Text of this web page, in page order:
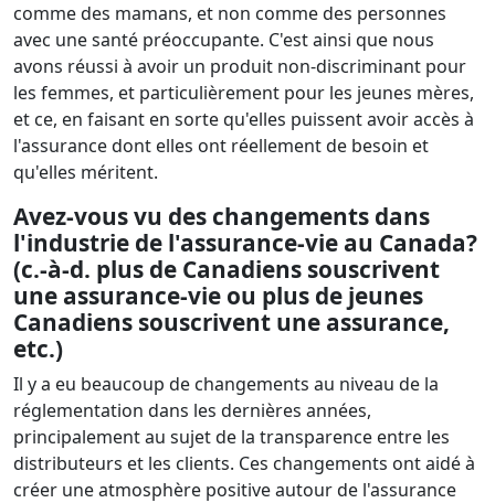
comme des mamans, et non comme des personnes
avec une santé préoccupante. C'est ainsi que nous
avons réussi à avoir un produit non-discriminant pour
les femmes, et particulièrement pour les jeunes mères,
et ce, en faisant en sorte qu'elles puissent avoir accès à
l'assurance dont elles ont réellement de besoin et
qu'elles méritent.
Avez-vous vu des changements dans
l'industrie de l'assurance-vie au Canada?
(c.-à-d. plus de Canadiens souscrivent
une assurance-vie ou plus de jeunes
Canadiens souscrivent une assurance,
etc.)
Il y a eu beaucoup de changements au niveau de la
réglementation dans les dernières années,
principalement au sujet de la transparence entre les
distributeurs et les clients. Ces changements ont aidé à
créer une atmosphère positive autour de l'assurance